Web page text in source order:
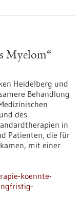
Myelom“
Heidelberg und
Behandlung
des
in
Patienten, die für
mit einer
koennte-